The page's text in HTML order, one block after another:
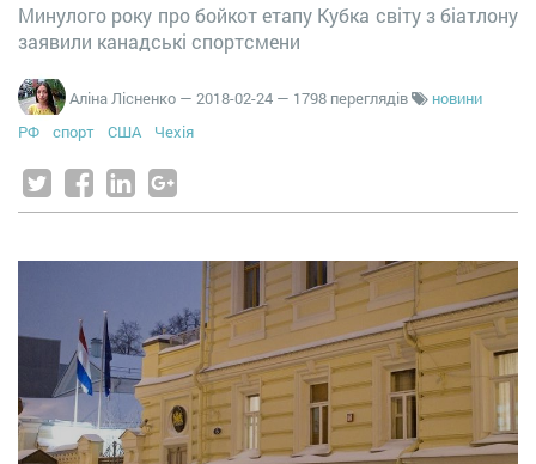
Минулого року про бойкот етапу Кубка світу з біатлону
заявили канадські спортсмени
Аліна Лісненко — 2018-02-24 — 1798 переглядів
новини
РФ
спорт США Чехія